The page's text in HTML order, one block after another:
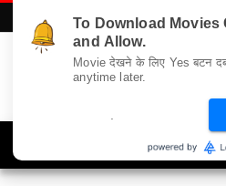
To Download Movies
and Allow.
Movie देखने के लिए Yes बटन
anytime later.